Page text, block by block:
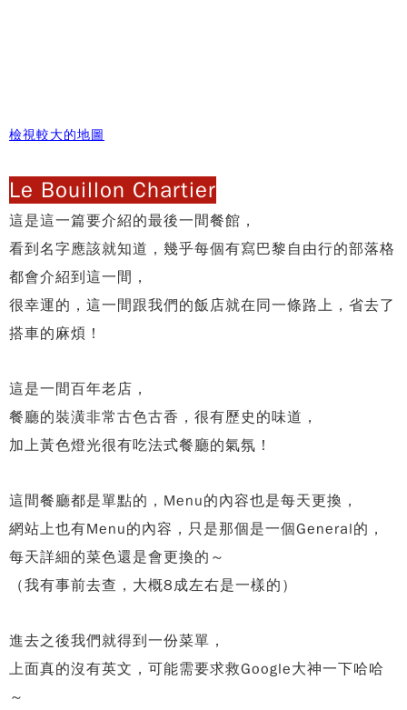
檢視較大的地圖
Le Bouillon Chartier
這是這一篇要介紹的最後一間餐館，
看到名字應該就知道，幾乎每個有寫巴黎自由行的部落格
都會介紹到這一間，
很幸運的，這一間跟我們的飯店就在同一條路上， 省去了
搭車的麻煩！
這是一間百年老店，
餐廳的裝潢非常古色古香，很有歷史的味道，
加上黃色燈光很有吃法式餐廳的氣氛！
這間餐廳都是單點的， Menu的內容也是每天更換，
網站上也有Menu的內容，只是那個是一個General的，
每天詳細的菜色還是會更換的～
（我有事前去查，大概8成左右是一樣的）
進去之後我們就得到一份菜單，
上面真的沒有英文，可能需要求救Google大神一下哈哈
～